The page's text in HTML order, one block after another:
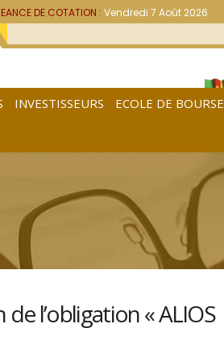
DE COTATION :Vendredi 7 Août 2026
INVESTISSEURS ECOLE DE BOURSE
l’obligation « ALIOS